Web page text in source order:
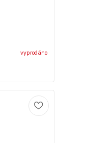
vyprodáno